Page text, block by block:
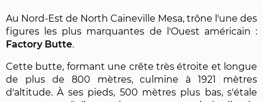
Au Nord-Est de North Caineville Mesa, trône l'une des
figures les plus marquantes de l'Ouest américain :
Factory Butte.
Cette butte, formant une crête très étroite et longue
de plus de 800 mètres, culmine à 1921 mètres
d'altitude. À ses pieds, 500 mètres plus bas, s'étale